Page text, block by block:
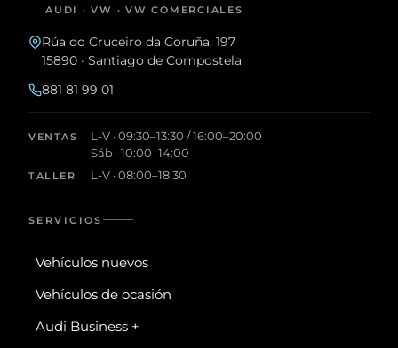
AUDI · VW · VW COMERCIALES
Rúa do Cruceiro da Coruña, 197
15890 · Santiago de Compostela
881 81 99 01
VENTAS
L-V · 09:30–13:30 / 16:00–20:00
Sáb · 10:00–14:00
TALLER L-V · 08:00–18:30
SERVICIOS
Vehículos nuevos
Vehículos de ocasión
Audi Business +